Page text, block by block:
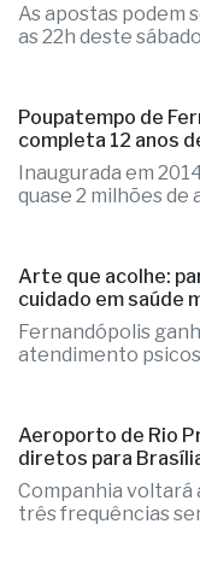
As apostas podem
as 22h deste sábado
Poupatempo de
completa 12 anos
Inaugurada em
quase 2 milhões
Arte que acolhe:
cuidado em saúde
Fernandópolis
atendimento
Aeroporto de Rio
diretos para
Companhia voltará
três frequências